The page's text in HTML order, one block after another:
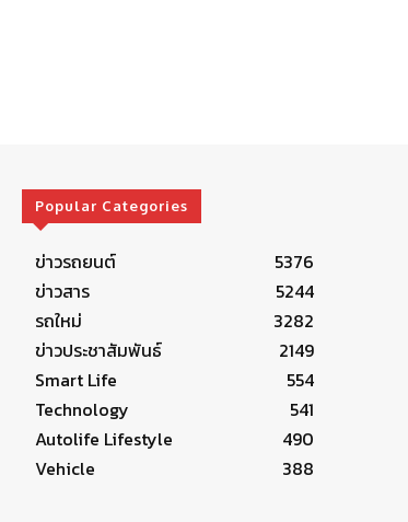
Popular Categories
ข่าวรถยนต์
5376
ข่าวสาร
5244
รถใหม่
3282
ข่าวประชาสัมพันธ์
2149
Smart Life
554
Technology
541
Autolife Lifestyle
490
Vehicle
388